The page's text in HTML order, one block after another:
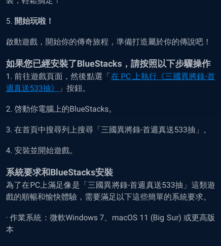
5. 開始玩啦！
啟動遊戲，開始你的傳奇旅程，準備打造屬於你的傳說吧！
如果您已經安裝了BlueStacks ，請按照以下步驟操作
1. 前往遊戲頁面，然後點選「在 PC 上執行《三國異將錄-首
週真送533抽》
」按鈕。
2. 啓動你電腦上的BlueStacks。
3. 在首頁中搜尋列上搜尋「三國異將錄-首週真送533抽」。
4. 安裝並開始遊戲。
系統要求和BlueStacks安裝
為了在PC上滿足像是「三國異將錄-首週真送533抽」這類遊
戲的順暢和愉快體驗，需要滿足以下這些簡單的系統要求。
· 作業系統：微軟Windows 7、macOS 11 (Big Sur) 或更高版
本